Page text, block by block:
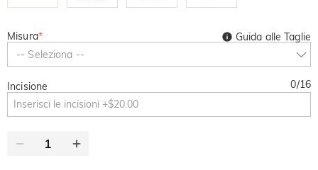
Misura*
-- Seleziona --
Guida alle Taglie
Incisione 0/16